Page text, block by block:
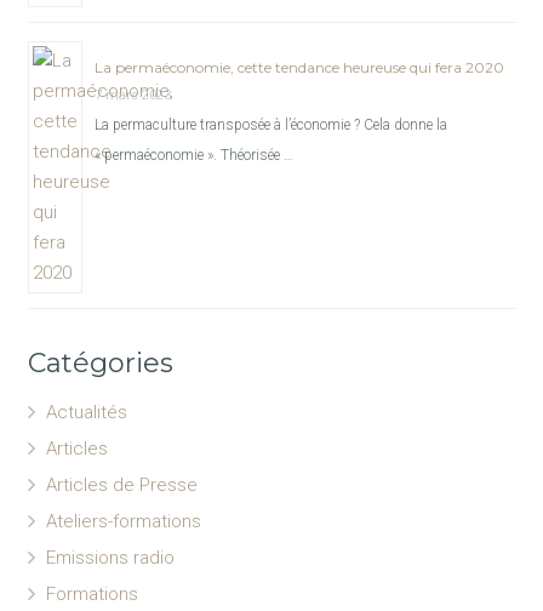
La permaéconomie, cette tendance heureuse qui fera 2020
7 mars 2023
La permaculture transposée à l’économie ? Cela donne la
« permaéconomie ». Théorisée …
Catégories
Actualités
Articles
Articles de Presse
Ateliers-formations
Emissions radio
Formations